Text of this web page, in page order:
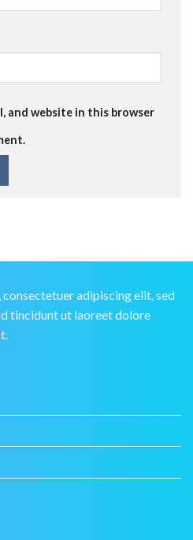
and website in this browser
adipiscing elit, sed
tincidunt ut laoreet dolore